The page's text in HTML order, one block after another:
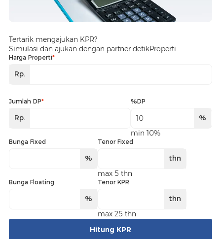
Tertarik mengajukan KPR?
Simulasi dan ajukan dengan partner detikProperti
Harga Properti*
Rp.
Jumlah DP*
Rp.
%DP
%
min 10%
Bunga Fixed
%
Tenor Fixed
thn
max 5 thn
Bunga Floating
%
Tenor KPR
thn
max 25 thn
Hitung KPR